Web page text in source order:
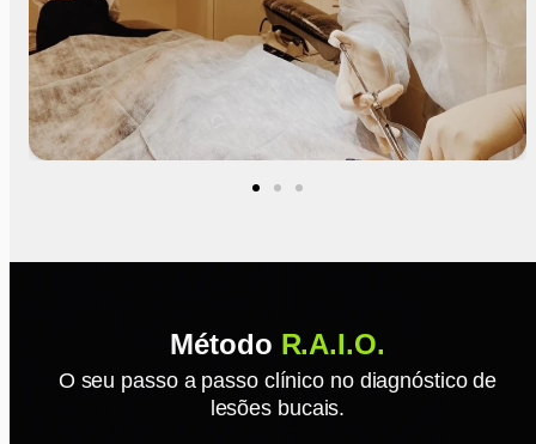
sério. Sugeri à minha preceptora que investigássemos com
uma biópsia. O resultado confirmou a suspeita: ela estava
com um câncer raro.
Método R.A.I.O.
O seu passo a passo clínico no diagnóstico de
lesões bucais.